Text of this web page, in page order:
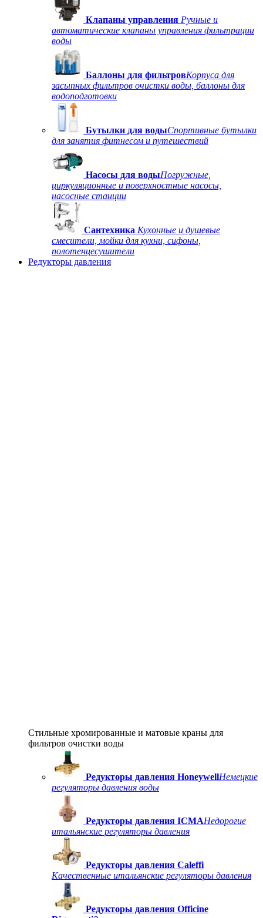
Клапаны управления Ручные и
автоматические клапаны управления фильтрации
воды
Баллоны для фильтровКорпуса для
засыпных фильтров очистки воды, баллоны для
водоподготовки
Бутылки для водыСпортивные бутылки
для занятия фитнесом и путешествий
Насосы для водыПогружные,
циркуляционные и поверхностные насосы,
насосные станции
Сантехника Кухонные и душевые
смесители, мойки для кухни, сифоны,
полотенцесушители
Редукторы давления
Стильные хромированные и матовые краны для
фильтров очистки воды
Редукторы давления HoneywellНемецкие
регуляторы давления воды
Редукторы давления ICMAНедорогие
итальянские регуляторы давления
Редукторы давления Caleffi
Качественные итальянские регуляторы давления
Редукторы давления Officine